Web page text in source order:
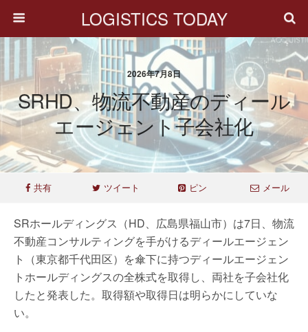
LOGISTICS TODAY
2026年7月8日
SRHD、物流不動産のディール
エージェント子会社化
共有 ツイート ピン メール
SRホールディングス（HD、広島県福山市）は7日、物流
不動産コンサルティングを手がけるディールエージェン
ト（東京都千代田区）を傘下に持つディールエージェン
トホールディングスの全株式を取得し、両社を子会社化
したと発表した。取得額や取得日は明らかにしていな
い。